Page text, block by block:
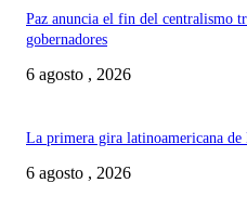
Paz anuncia el fin del centralismo
gobernadores
6 agosto , 2026
La primera gira latinoamericana
6 agosto , 2026